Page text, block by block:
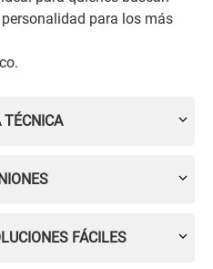
para los más
TÉCNICA
FÁCILES